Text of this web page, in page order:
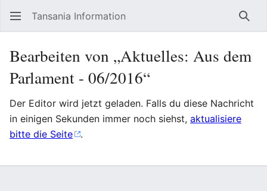
Tansania Information
Bearbeiten von „Aktuelles: Aus dem
Parlament - 06/2016“
Der Editor wird jetzt geladen. Falls du diese Nachricht
in einigen Sekunden immer noch siehst, aktualisiere
bitte die Seite
.